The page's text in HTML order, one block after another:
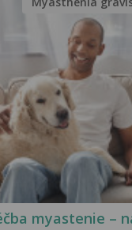
myastenie –